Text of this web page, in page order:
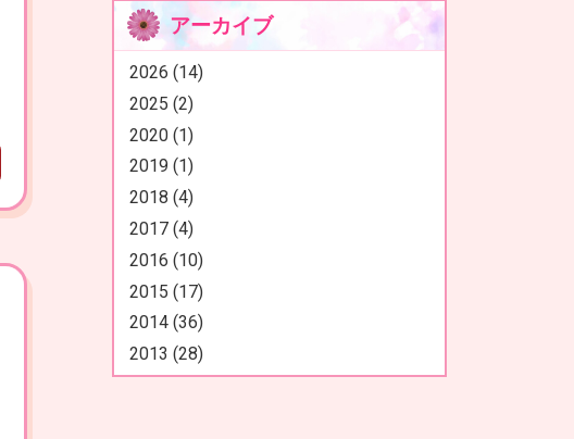
アーカイブ
2026 (14)
2025 (2)
2020 (1)
2019 (1)
2018 (4)
2017 (4)
2016 (10)
2015 (17)
2014 (36)
2013 (28)